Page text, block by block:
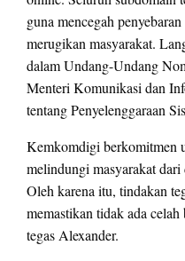
guna mencegah
merugikan masyarakat.
dalam Undang-Undang
Menteri Komunikasi dan
tentang Penyelenggaraan
Kemkomdigi berkomitmen
melindungi masyarakat
Oleh karena itu, tindakan
memastikan tidak ada celah
tegas Alexander.